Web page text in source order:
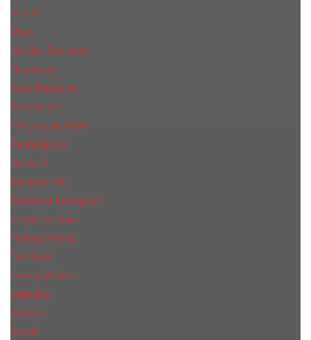
M.А.C.
Mexx
Narciso Rodriguez
Nasomatto
Paco Rabanne
Paris Hilton
Parfums de Marly
Penhaligon​'s
RicHarD
Salvador Dali
Salvatore Ferragamo
Sergio Tacchini
Tiziana Terenzi
Tom Ford
Tommy Hilfiger
Valentino
Versace
Xerjoff